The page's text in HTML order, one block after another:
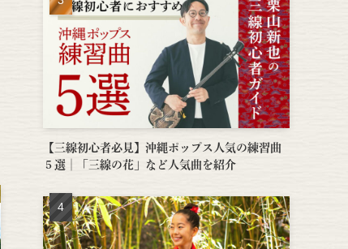
【三線初心者必見】沖縄ポップス人気の練習曲
５選│「三線の花」など人気曲を紹介